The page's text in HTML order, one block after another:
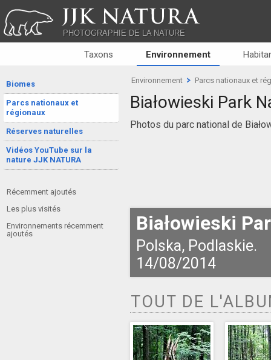
JJK NATURA
PHOTOGRAPHIE DE LA NATURE
Taxons Environnement
Biomes
Parcs nationaux et
régionaux
Réserves naturelles
Vidéos YouTube sur la
nature JJK NATURA
Récemment ajoutés
Les plus visités
Environnements récemment
ajoutés
Environnement Parcs nationaux et
Białowieski Park
Photos du parc national de
Białowieski
Polska, Podlaskie.
14/08/2014
TOUT DE